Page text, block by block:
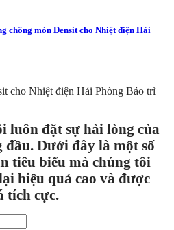
chống mòn Densit cho Nhiệt điện Hải
cho Nhiệt điện Hải Phòng Bảo trì
luôn đặt sự hài lòng của
đầu. Dưới đây là một số
tiêu biểu mà chúng tôi
hiệu quả cao và được
tích cực.